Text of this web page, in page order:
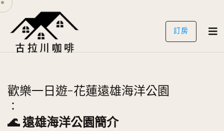
訂房
歡樂一日遊-花蓮遠雄海洋公園
：
🌊 遠雄海洋公園簡介